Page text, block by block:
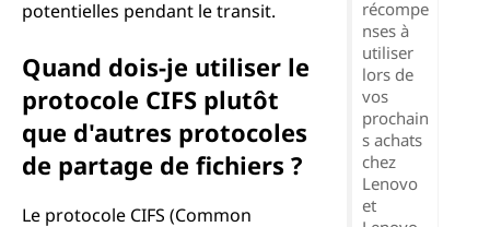
potentielles pendant le transit.
Quand dois-je utiliser le
protocole CIFS plutôt
que d'autres protocoles
de partage de fichiers ?
Le protocole CIFS (Common
récompe
nses à
utiliser
lors de
vos
prochain
s achats
chez
Lenovo
et